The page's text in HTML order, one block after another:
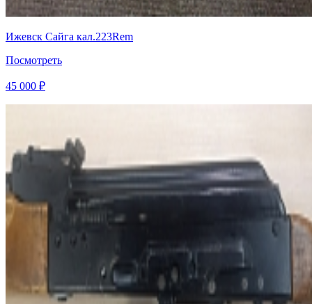
Ижевск Сайга кал.223Rem
Посмотреть
45 000 ₽